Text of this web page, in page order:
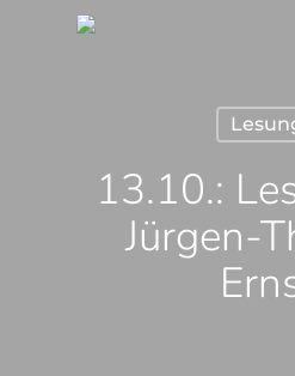
13.10.:
Jürgen-